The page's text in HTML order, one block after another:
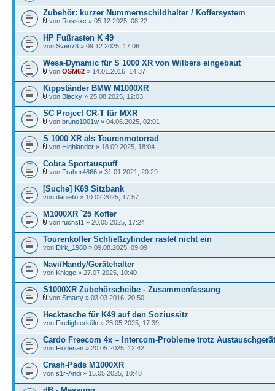
Zubehör: kurzer Nummernschildhalter / Koffersystem
von Rossixc » 05.12.2025, 08:22
HP Fußrasten K 49
von Sven73 » 09.12.2025, 17:06
Wesa-Dynamic für S 1000 XR von Wilbers eingebaut
von OSM62 » 14.01.2016, 14:37
Kippständer BMW M1000XR
von Blacky » 25.08.2025, 12:03
SC Project CR-T für MXR
von bruno1001w » 04.06.2025, 02:01
S 1000 XR als Tourenmotorrad
von Highlander » 18.09.2025, 18:04
Cobra Sportauspuff
von Fraher4866 » 31.01.2021, 20:29
[Suche] K69 Sitzbank
von daniello » 10.02.2025, 17:57
M1000XR `25 Koffer
von fuchsf1 » 20.05.2025, 17:24
Tourenkoffer Schließzylinder rastet nicht ein
von Dirk_1980 » 09.08.2025, 09:09
Navi/Handy/Gerätehalter
von Knigge » 27.07.2025, 10:40
S1000XR Zubehörscheibe - Zusammenfassung
von Smarty » 03.03.2016, 20:50
Hecktasche für K49 auf den Soziussitz
von Firefighterköln » 23.05.2025, 17:39
Cardo Freecom 4x – Intercom-Probleme trotz Austauschgerät
von Floderian » 20.05.2025, 12:42
Crash-Pads M1000XR
von s1r-Andi » 15.05.2025, 10:48